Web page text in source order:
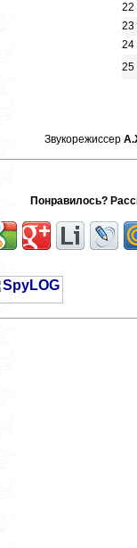
22
23
24
25
Звукорежиссер
Понравилось?